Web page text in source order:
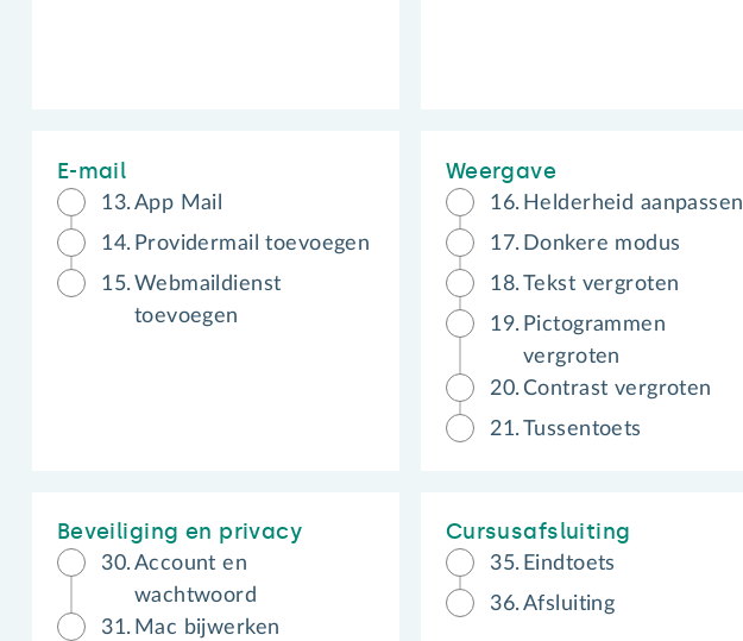
E-mail
13. App Mail
14. Providermail toevoegen
15. Webmaildienst
toevoegen
Weergave
16. Helderheid aanpassen
17. Donkere modus
18. Tekst vergroten
19. Pictogrammen
vergroten
20. Contrast vergroten
21. Tussentoets
Beveiliging en privacy
30. Account en
wachtwoord
31. Mac bijwerken
Cursusafsluiting
35. Eindtoets
36. Afsluiting